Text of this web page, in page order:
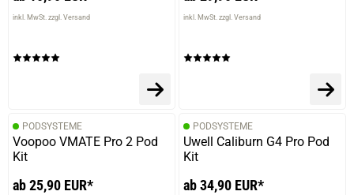
inkl. MwSt. zzgl. Versand inkl. MwSt. zzgl. Versand
PODSYSTEME
Voopoo VMATE Pro 2 Pod
Kit
ab 25,90 EUR*
PODSYSTEME
Uwell Caliburn G4 Pro Pod
Kit
ab 34,90 EUR*